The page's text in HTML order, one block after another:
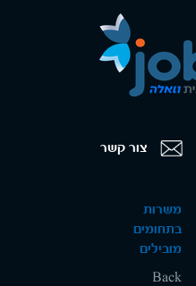
משרות
בתחומים
מובילים
Back